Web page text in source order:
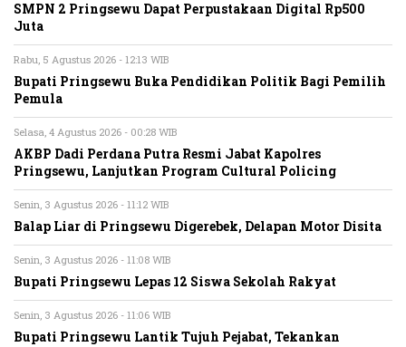
SMPN 2 Pringsewu Dapat Perpustakaan Digital Rp500
Juta
Rabu, 5 Agustus 2026 - 12:13 WIB
Bupati Pringsewu Buka Pendidikan Politik Bagi Pemilih
Pemula
Selasa, 4 Agustus 2026 - 00:28 WIB
AKBP Dadi Perdana Putra Resmi Jabat Kapolres
Pringsewu, Lanjutkan Program Cultural Policing
Senin, 3 Agustus 2026 - 11:12 WIB
Balap Liar di Pringsewu Digerebek, Delapan Motor Disita
Senin, 3 Agustus 2026 - 11:08 WIB
Bupati Pringsewu Lepas 12 Siswa Sekolah Rakyat
Senin, 3 Agustus 2026 - 11:06 WIB
Bupati Pringsewu Lantik Tujuh Pejabat, Tekankan